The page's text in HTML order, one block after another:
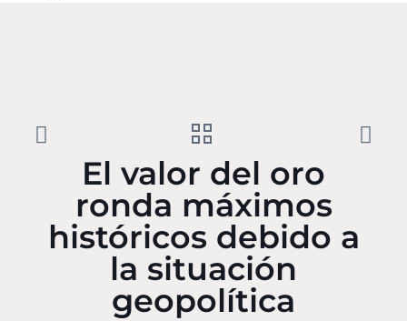
El valor del oro
ronda máximos
históricos debido a
la situación
geopolítica